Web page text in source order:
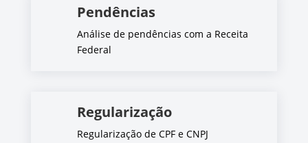
Pendências
Análise de pendências com a Receita
Federal
Regularização
Regularização de CPF e CNPJ